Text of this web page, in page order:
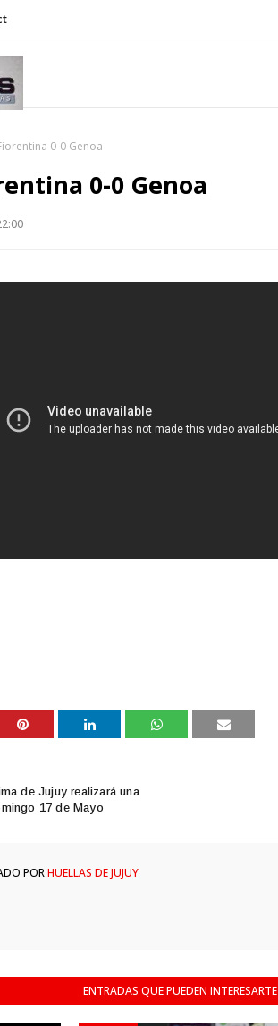
0-0 Genoa
0-0 Genoa
de Jujuy realizará una
17 de Mayo
PORHUELLAS DE JUJUY
ENTRADAS QUE PUEDEN INTERESARTE